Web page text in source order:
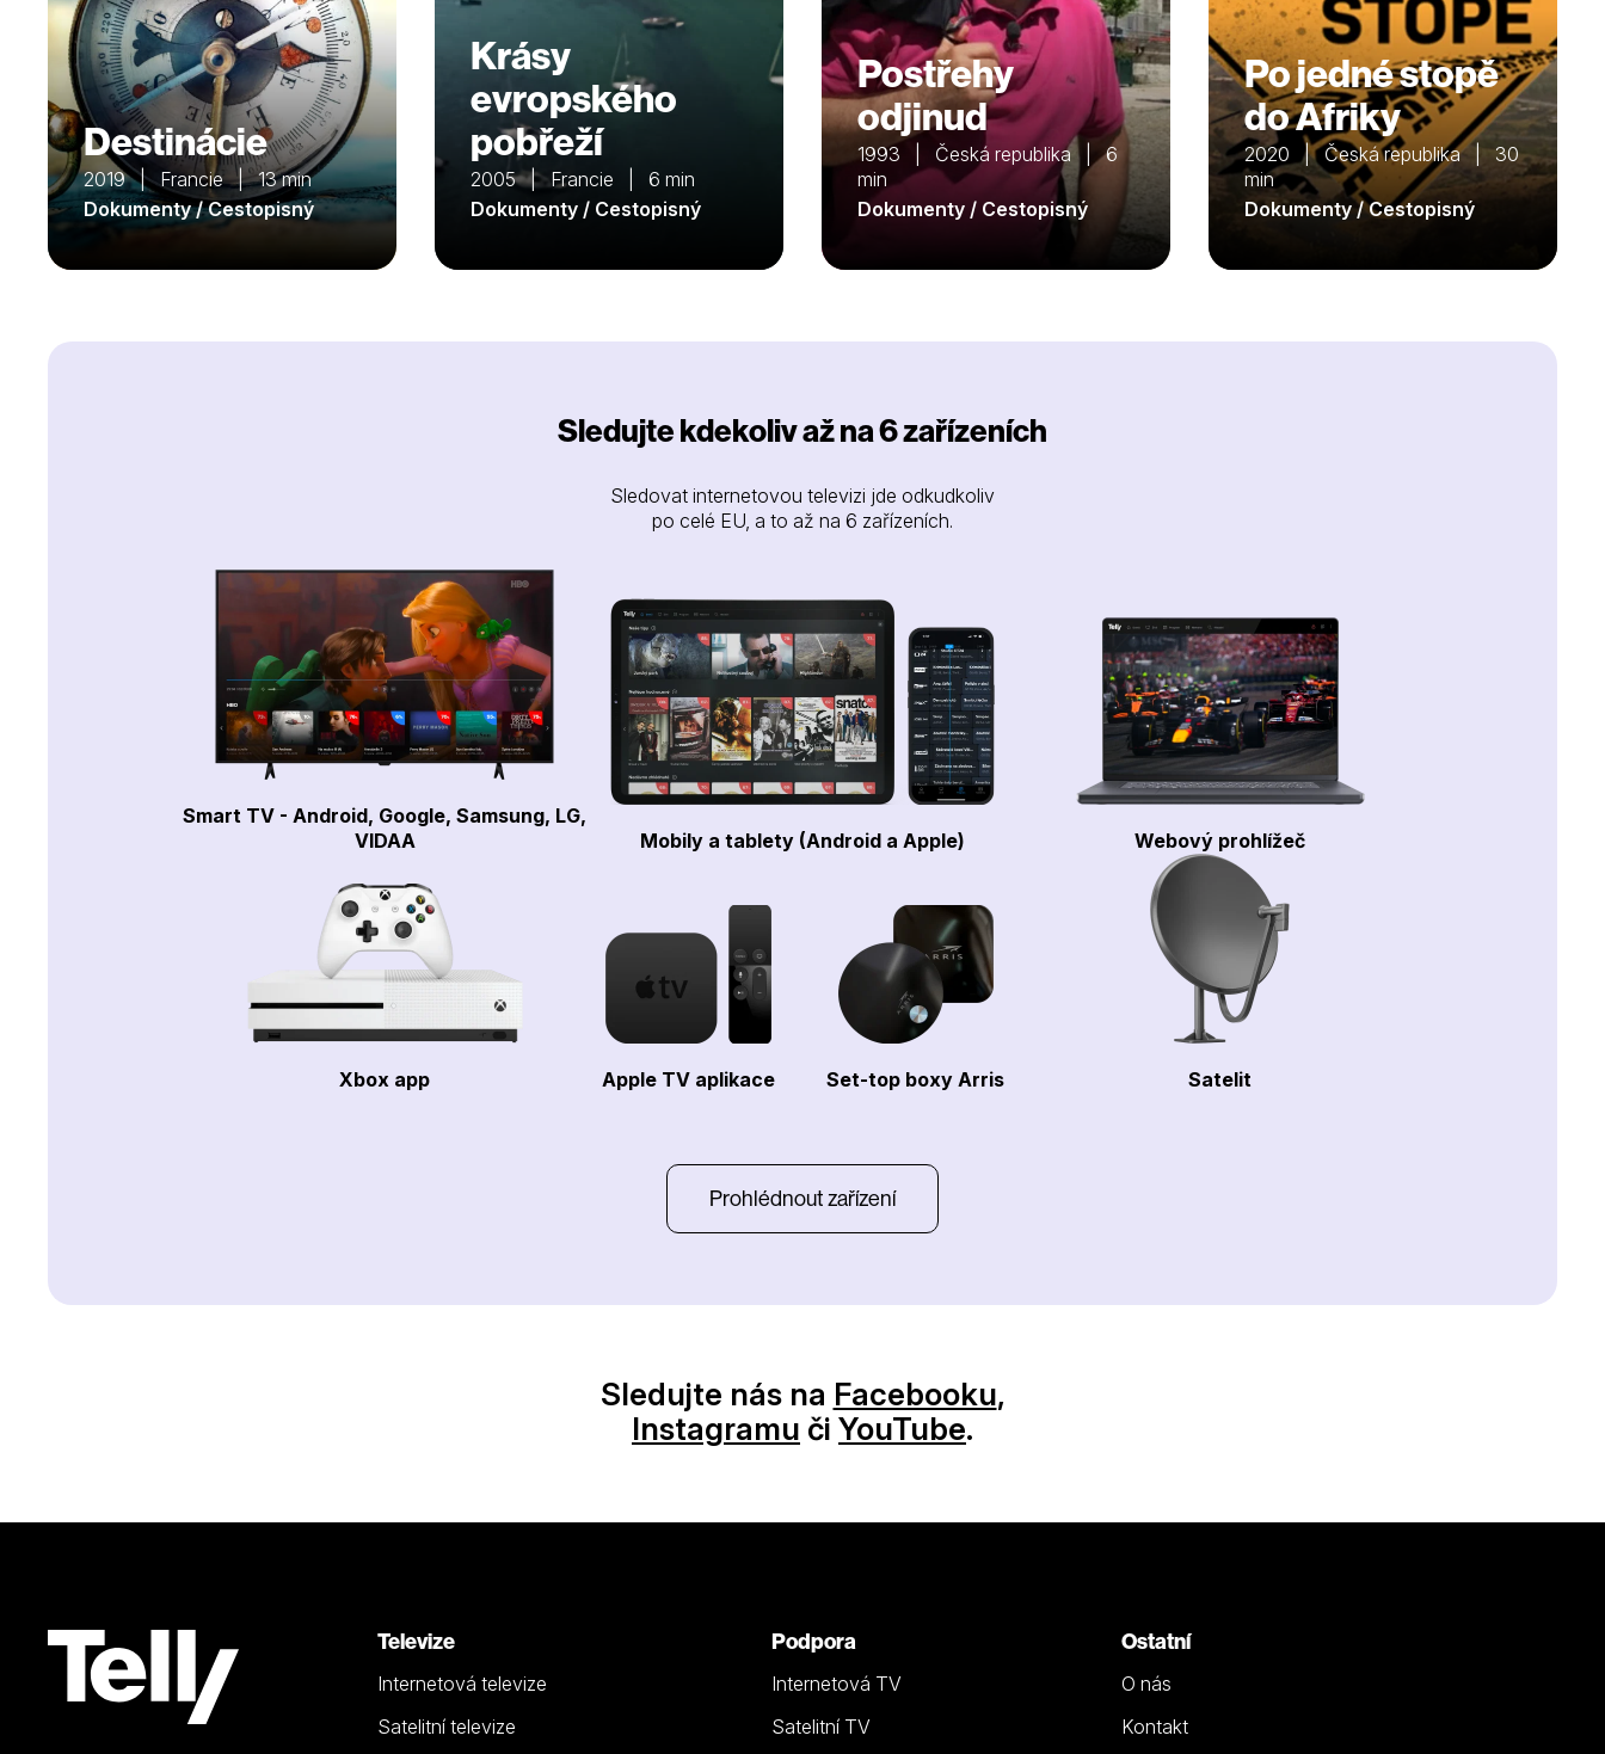
Destinácie
2019 | Francie | 13 min
Dokumenty / Cestopisný
Krásy
evropského
pobřeží
2005 | Francie | 6 min
Dokumenty / Cestopisný
Postřehy
odjinud
1993 | Česká republika | 6
min
Dokumenty / Cestopisný
Po jedné stopě
do Afriky
2020 | Česká republika | 30
min
Dokumenty / Cestopisný
Sledujte kdekoliv až na 6 zařízeních
Sledovat internetovou televizi jde odkudkoliv
po celé EU, a to až na 6 zařízeních.
Smart TV - Android, Google, Samsung, LG,
VIDAA
Mobily a tablety (Android a Apple) Webový prohlížeč
Xbox app Apple TV aplikace Set-top boxy Arris Satelit
Prohlédnout zařízení
Sledujte nás na Facebooku,
Instagramu či YouTube.
Televize
Internetová televize
Satelitní televize
Podpora
Internetová TV
Satelitní TV
Ostatní
O nás
Kontakt